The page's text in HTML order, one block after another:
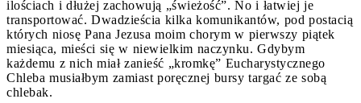
ilościach i dłużej zachowują „świeżość”. No i łatwiej je
transportować. Dwadzieścia kilka komunikantów, pod postacią
których niosę Pana Jezusa moim chorym w pierwszy piątek
miesiąca, mieści się w niewielkim naczynku. Gdybym
każdemu z nich miał zanieść „kromkę” Eucharystycznego
Chleba musiałbym zamiast poręcznej bursy targać ze sobą
chlebak.